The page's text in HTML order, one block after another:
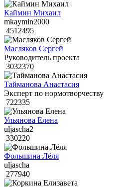
Каймин Михаил
mkaymin2000
4512495
Масляков Сергей
Руководитель проекта
3032370
Тайманова Анастасия
Эксперт по нормотворчеству
722335
Ульянова Елена
uljascha2
330220
Фольшина Лёля
uljascha
277940